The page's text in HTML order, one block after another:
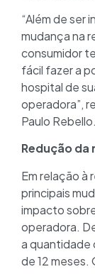
“Além de ser
mudança na
consumidor
fácil fazer a
hospital de
operadora”,
Paulo Rebello.
Redução
Em relação à
principais
impacto
operadora.
a quantidade
de 12 meses.